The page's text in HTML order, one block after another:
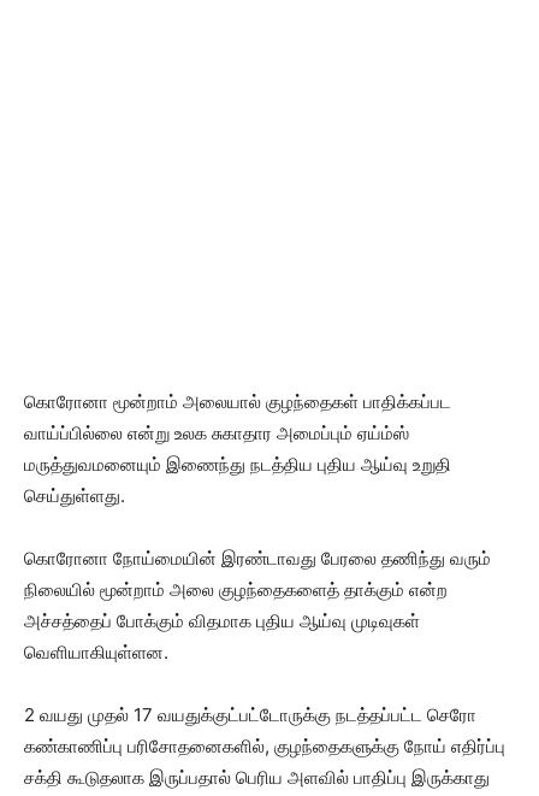
கொரோனா மூன்றாம் அலையால் குழந்தைகள் பாதிக்கப்பட
வாய்ப்பில்லை என்று உலக சுகாதார அமைப்பும் ஏய்ம்ஸ்
மருத்துவமனையும் இணைந்து நடத்திய புதிய ஆய்வு உறுதி
செய்துள்ளது.
கொரோனா நோய்மையின் இரண்டாவது பேரலை தணிந்து வரும்
நிலையில் மூன்றாம் அலை குழந்தைகளைத் தாக்கும் என்ற
அச்சத்தைப் போக்கும் விதமாக புதிய ஆய்வு முடிவுகள்
வெளியாகியுள்ளன.
2 வயது முதல் 17 வயதுக்குட்பட்டோருக்கு நடத்தப்பட்ட செரோ
கண்காணிப்பு பரிசோதனைகளில், குழந்தைகளுக்கு நோய் எதிர்ப்பு
சக்தி கூடுதலாக இருப்பதால் பெரிய அளவில் பாதிப்பு இருக்காது